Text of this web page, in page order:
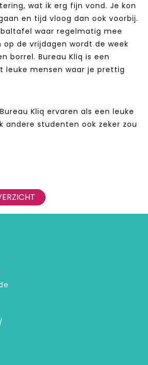
wat ik erg fijn vond. Je kon
en tijd vloog dan ook voorbij.
waar regelmatig mee
op de vrijdagen wordt de week
borrel. Bureau Kliq is een
leuke mensen waar je prettig
Kliq ervaren als een leuke
andere studenten ook zeker zou